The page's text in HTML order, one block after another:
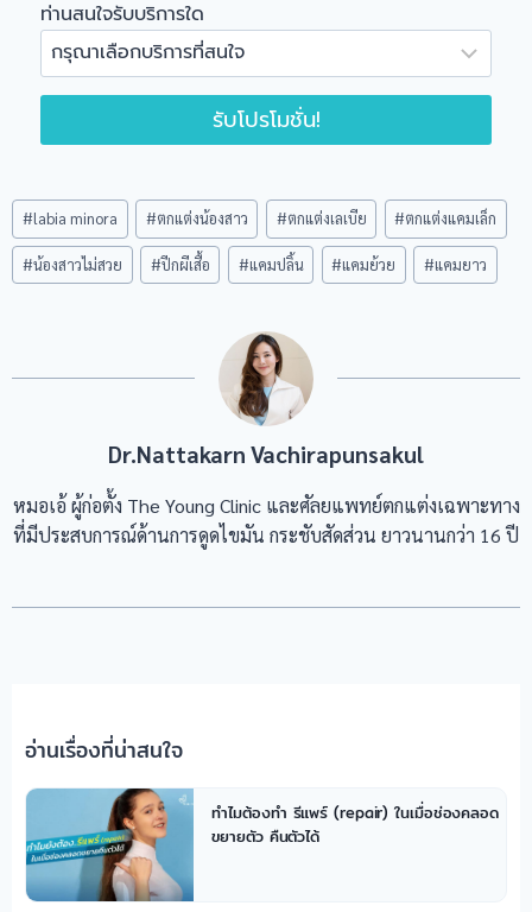
ท่านสนใจรับบริการใด
รับโปรโมชั่น!
Post
Tags:
#labia minora #ตกแต่งน้องสาว #ตกแต่งเลเบีย #ตกแต่งแคมเล็ก
#น้องสาวไม่สวย #ปีกผีเสื้อ #แคมปลิ้น #แคมย้วย #แคมยาว
Dr.Nattakarn Vachirapunsakul
หมอเอ้ ผู้ก่อตั้ง The Young Clinic และศัลยแพทย์ตกแต่งเฉพาะทาง
ที่มีประสบการณ์ด้านการดูดไขมัน กระชับสัดส่วน ยาวนานกว่า 16 ปี
อ่านเรื่องที่น่าสนใจ
ทำไมต้องทำ รีแพร์ (repair) ในเมื่อช่องคลอด
ขยายตัว คืนตัวได้